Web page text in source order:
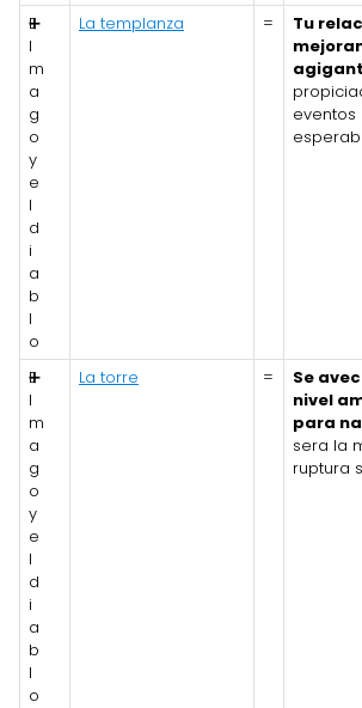
E
l
m
a
g
o
y
e
l
d
i
a
b
l
o
➕ La templanza =
Tu
eventos
E
l
m
a
g
o
y
e
l
d
i
a
b
l
o
➕ La torre =
Se
nivel
para
sera la
ruptura